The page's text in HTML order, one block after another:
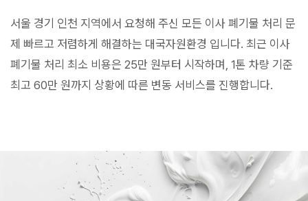
서울 경기 인천 지역에서 요청해 주신 모든 이사 폐기물 처리 문
제 빠르고 저렴하게 해결하는 대국자원환경 입니다. 최근 이사
폐기물 처리 최소 비용은 25만 원부터 시작하며, 1톤 차량 기준
최고 60만 원까지 상황에 따른 변동 서비스를 진행합니다.